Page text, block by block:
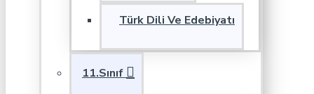
Türk Dili Ve Edebiyatı
11.Sınıf